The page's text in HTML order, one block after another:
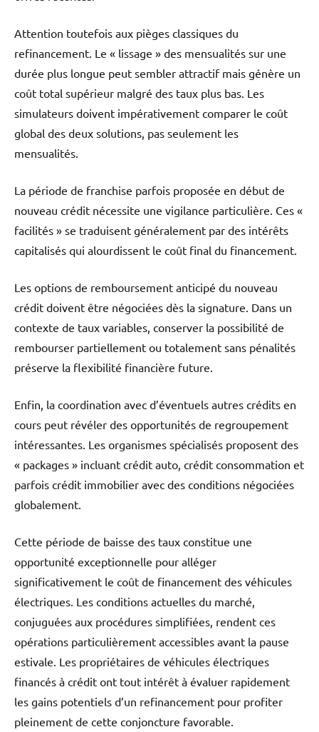
Attention toutefois aux pièges classiques du
refinancement. Le « lissage » des mensualités sur une
durée plus longue peut sembler attractif mais génère un
coût total supérieur malgré des taux plus bas. Les
simulateurs doivent impérativement comparer le coût
global des deux solutions, pas seulement les
mensualités.
La période de franchise parfois proposée en début de
nouveau crédit nécessite une vigilance particulière. Ces «
facilités » se traduisent généralement par des intérêts
capitalisés qui alourdissent le coût final du financement.
Les options de remboursement anticipé du nouveau
crédit doivent être négociées dès la signature. Dans un
contexte de taux variables, conserver la possibilité de
rembourser partiellement ou totalement sans pénalités
préserve la flexibilité financière future.
Enfin, la coordination avec d’éventuels autres crédits en
cours peut révéler des opportunités de regroupement
intéressantes. Les organismes spécialisés proposent des
« packages » incluant crédit auto, crédit consommation et
parfois crédit immobilier avec des conditions négociées
globalement.
Cette période de baisse des taux constitue une
opportunité exceptionnelle pour alléger
significativement le coût de financement des véhicules
électriques. Les conditions actuelles du marché,
conjuguées aux procédures simplifiées, rendent ces
opérations particulièrement accessibles avant la pause
estivale. Les propriétaires de véhicules électriques
financés à crédit ont tout intérêt à évaluer rapidement
les gains potentiels d’un refinancement pour profiter
pleinement de cette conjoncture favorable.